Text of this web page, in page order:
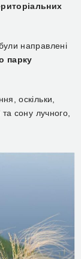
направлені
парку
оскільки,
сону лучного,